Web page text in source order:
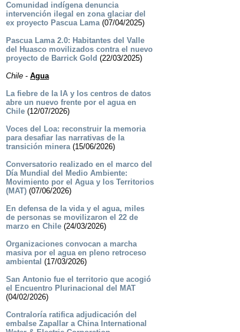
Comunidad indígena denuncia
intervención ilegal en zona glaciar del
ex proyecto Pascua Lama(07/04/2025)
Pascua Lama 2.0: Habitantes del Valle
del Huasco movilizados contra el nuevo
proyecto de Barrick Gold (22/03/2025)
Chile- Agua
La fiebre de la IA y los centros de datos
abre un nuevo frente por el agua en
Chile(12/07/2026)
Voces del Loa: reconstruir la memoria
para desafiar las narrativas de la
transición minera(15/06/2026)
Conversatorio realizado en el marco del
Día Mundial del Medio Ambiente:
Movimiento por el Agua y los Territorios
(MAT)(07/06/2026)
En defensa de la vida y el agua, miles
de personas se movilizaron el 22 de
marzo en Chile(24/03/2026)
Organizaciones convocan a marcha
masiva por el agua en pleno retroceso
ambiental (17/03/2026)
San Antonio fue el territorio que acogió
el Encuentro Plurinacional del MAT
(04/02/2026)
Contraloría ratifica adjudicación del
embalse Zapallar a China International